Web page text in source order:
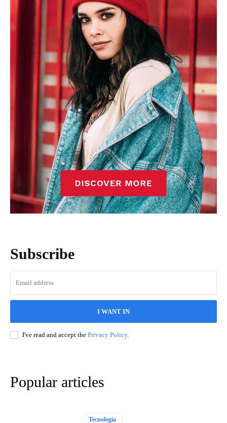
Subscribe
I WANT IN
I've read and accept the Privacy Policy.
Popular articles
Tecnologia